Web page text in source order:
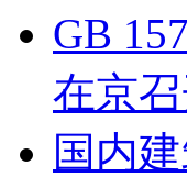
GB
在京
国内